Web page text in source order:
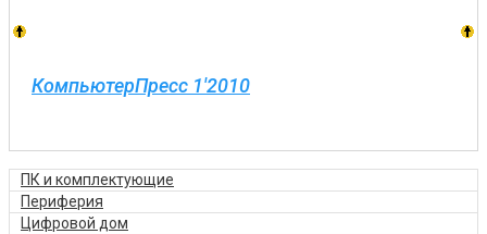
КомпьютерПресс 1'2010
ПК и комплектующие
Периферия
Цифровой дом